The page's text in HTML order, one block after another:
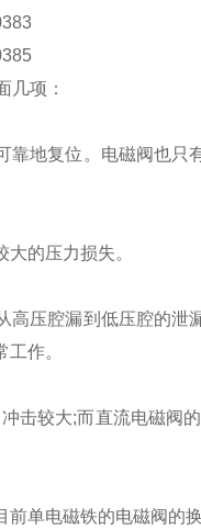
几项：
地复位。电磁阀也只
的压力损失。
压腔漏到低压腔的
作。
击较大;而直流电磁阀
单电磁铁的电磁阀的